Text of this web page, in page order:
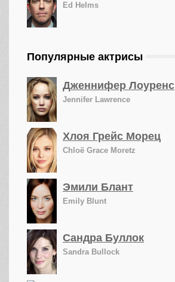
Ed Helms
Популярные актрисы
Дженнифер Лоуренс
Jennifer Lawrence
Хлоя Грейс Морец
Chloë Grace Moretz
Эмили Блант
Emily Blunt
Сандра Буллок
Sandra Bullock